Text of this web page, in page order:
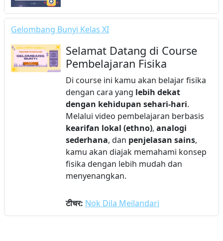
Gelombang Bunyi Kelas XI
Selamat Datang di Course
Pembelajaran Fisika
Di course ini kamu akan belajar fisika
dengan cara yang lebih dekat
dengan kehidupan sehari-hari.
Melalui video pembelajaran berbasis
kearifan lokal (ethno), analogi
sederhana, dan penjelasan sains,
kamu akan diajak memahami konsep
fisika dengan lebih mudah dan
menyenangkan.
टीचर: Nok Dila Meilandari